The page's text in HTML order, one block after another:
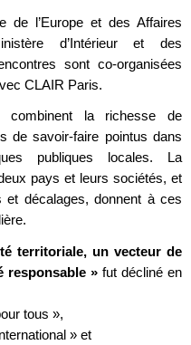
de l’Europe et des Affaires
d’Intérieur et des
sont co-organisées
CLAIR Paris.
combinent la richesse de
de savoir-faire pointus dans
publiques locales. La
pays et leurs sociétés, et
décalages, donnent à ces
territoriale, un vecteur de
responsable » fut décliné en
tous »,
» et